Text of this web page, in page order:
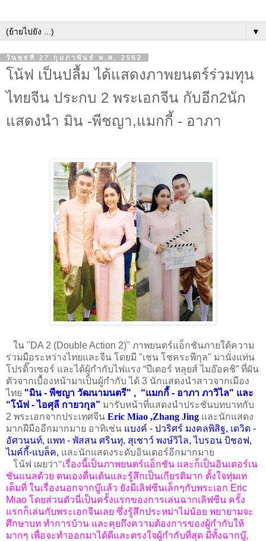
▼
วันพุธที่ 27 กุมภาพันธ์ พ.ศ. 2562
โน้ฟ เป็นปลื้ม ได้แสดงภาพยนตร์ร่วมทุน
ไทยจีน ประกบ 2 พระเอกจีน กับอีก2นัก
แสดงนำ มิน -พีชญา,แมกกี้ - อาภา
ใน "DA 2 (Double Action 2)" ภาพยนตร์แอ็กชันภายใต้ความ
ร่วมมือระหว่างไทยและจีน โดยมี "เชน โชคระพีกุล" มานั่งแท่น
โปรดิ๊วเซอร์ และได้ผู้กำกับไฟแรง “ปีเตอร์ หลุยส์ ไมอ๊อคชิ” ที่ผัน
ตัวจากเบื้องหน้ามาเป็นผู้กำกับ ได้ 3 นักแสดงนำสาวจากเมือง
ไทย "มิน - พีชญา วัฒนามนตรี" , “แมกกี้ - อาภา ภาวิไล" และ
“โน้ฟ -ไอศุลี กายวกุล” มารับหน้าที่แสดงนำประชันบทบาทกับ
2 พระเอกจากประเทศจีน Eric Miao ,Zhang Jing และนักแสดง
มากฝีมืออีกมากมาย อาทิเช่น แบงค์ - ปวริศร์ มงคลพิสิฐ, เดวิด -
อัศวนนท์, แพท - พัสสน ศรินทุ, สุเชาว์ พงษ์วิไล,ไบรอน บิชอฟ,
ไมค์กี้-แบล็ค, และนักแสดงระดับอินเตอร์อีกมากมาย
โน้ฟ เผยว่า"เรื่องนี้เป็นภาพยนตร์แอ็กชัน และก็เป็นอินเตอร์เน
ชันแนลด้วย ตนเองตื่นเต้นและรู้สึกเป็นเกียรติมาก ตั้งใจทุ่มเท
เต็มที่ ในเรื่องนอกจากบู๊แล้ว ยังมีเลิฟซีนเล็กๆกับพระเอก Eric
Miao โดยส่วนตัวนี่เป็นครั้งแรกของการเล่นฉากเลิฟซีน ครั้ง
แรกก็เล่นกับพระเอกจีนเลย ซึ่งรู้สึกประหม่าไม่น้อย พยายามจะ
ศึกษาบท ทำการบ้าน และคุยถึงความต้องการของผู้กำกับให้
มากๆ เพื่อจะทำออกมาได้ดีและตรงใจผู้กำกับที่สุด มีทั้งฉากบู๊,